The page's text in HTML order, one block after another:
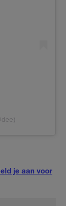
je aan voor